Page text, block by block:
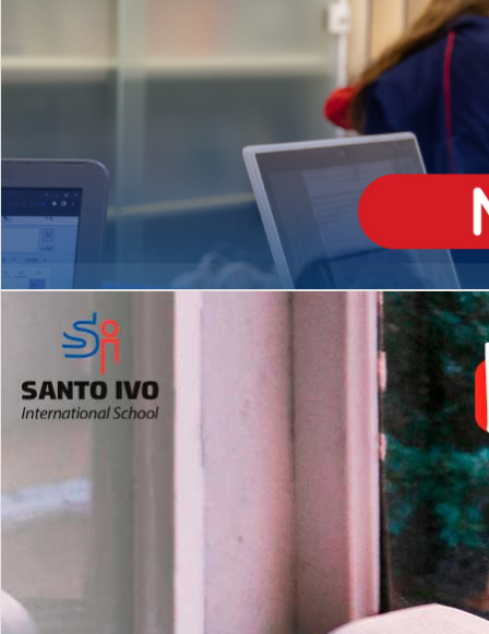
Matrículas Abertas 2026
MÉDIO
igh School
Dupla Diplomação
2º AO 5º ANO FUNDAMENTAL
es
Com imersão Bilingue - Anos
Finais